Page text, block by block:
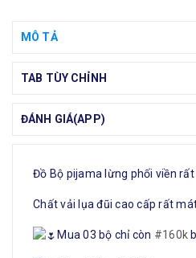
MÔ TẢ
TAB TÙY CHỈNH
ĐÁNH GIÁ(APP)
Đồ Bộ pijama lừng phối viền rất
Chất vải lụa đũi cao cấp rất
Mua 03 bộ chỉ còn #160k